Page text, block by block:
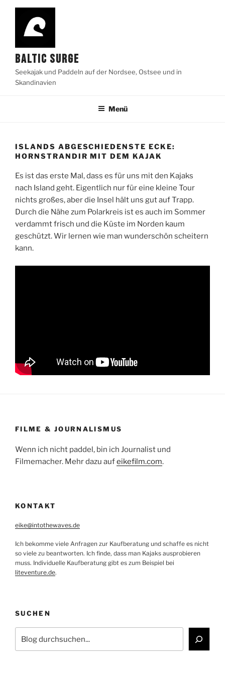
Zum
springen
BALTIC SURGE
Seekajak und Paddeln auf der Nordsee, Ostsee und in
Skandinavien
Menü
ISLANDS ABGESCHIEDENSTE ECKE:
HORNSTRANDIR MIT DEM KAJAK
Es ist das erste Mal, dass es für uns mit den Kajaks
nach Island geht. Eigentlich nur für eine kleine Tour
nichts großes, aber die Insel hält uns gut auf Trapp.
Durch die Nähe zum Polarkreis ist es auch im Sommer
verdammt frisch und die Küste im Norden kaum
geschützt. Wir lernen wie man wunderschön scheitern
kann.
FILME & JOURNALISMUS
Wenn ich nicht paddel, bin ich Journalist und
Filmemacher. Mehr dazu aufeikefilm.com.
KONTAKT
eike@intothewaves.de
Ich bekomme viele Anfragen zur Kaufberatung und schaffe es nicht
so viele zu beantworten. Ich finde, dass man Kajaks ausprobieren
muss. Individuelle Kaufberatung gibt es zum Beispiel bei
liteventure.de.
SUCHEN